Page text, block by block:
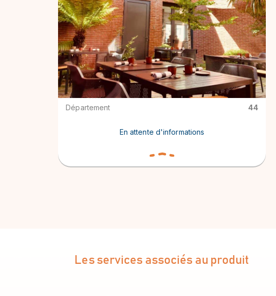
Département 44
En attente d'informations
Les services associés au produit